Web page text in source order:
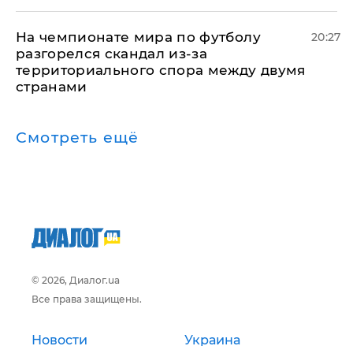
На чемпионате мира по футболу
разгорелся скандал из-за
территориального спора между двумя
странами
20:27
Смотреть ещё
© 2026, Диалог.ua
Все права защищены.
Новости Украина